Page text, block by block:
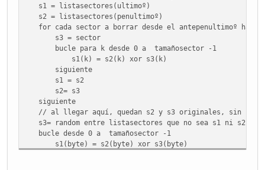
s1 = listasectores(ultimoº)
s2 = listasectores(penultimoº)
for cada sector a borrar desde el antepenultimoº
s3 = sector
bucle para k desde 0 a tamañosector -1
s1(k) = s2(k) xor s3(k)
siguiente
s1 = s2
s2= s3
siguiente
// al llegar aquí, quedan s2 y s3 originales, sin
s3= random entre listasectores que no sea s1 ni s2 ni
bucle desde 0 a tamañosector -1
s1(byte) = s2(byte) xor s3(byte)